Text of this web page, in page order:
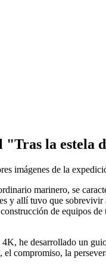
"Tras la estela
imágenes de la
marinero, se
y allí tuvo que
de equipos
he desarrollado un
compromiso, la